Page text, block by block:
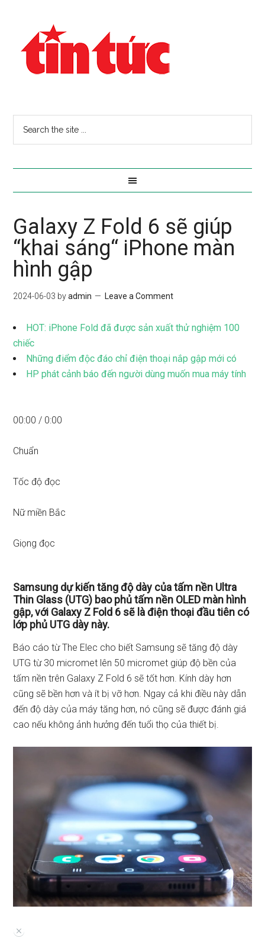
Galaxy Z Fold 6 sẽ giúp
“khai sáng“ iPhone màn
hình gập
2024-06-03 byadmin Leave a Comment
HOT: iPhone Fold đã được sản xuất thử nghiệm 100
chiếc
Những điểm độc đáo chỉ điện thoại nắp gập mới có
HP phát cảnh báo đến người dùng muốn mua máy tính
00:00 / 0:00
Chuẩn
Tốc độ đọc
Nữ miền Bắc
Giọng đọc
Samsung dự kiến tăng độ dày của tấm nền Ultra
Thin Glass (UTG) bao phủ tấm nền OLED màn hình
gập, với Galaxy Z Fold 6 sẽ là điện thoại đầu tiên có
lớp phủ UTG dày này.
Báo cáo từ The Elec cho biết Samsung sẽ tăng độ dày
UTG từ 30 micromet lên 50 micromet giúp độ bền của
tấm nền trên Galaxy Z Fold 6 sẽ tốt hơn. Kính dày hơn
cũng sẽ bền hơn và ít bị vỡ hơn. Ngay cả khi điều này dẫn
đến độ dày của máy tăng hơn, nó cũng sẽ được đánh giá
cao nếu không ảnh hưởng đến tuổi thọ của thiết bị.